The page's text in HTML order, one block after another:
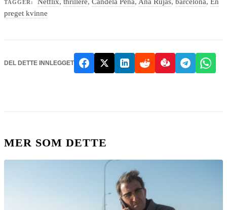
TAGGER:
preget kvinne
DEL DETTE INNLEGGET
MER SOM DETTE